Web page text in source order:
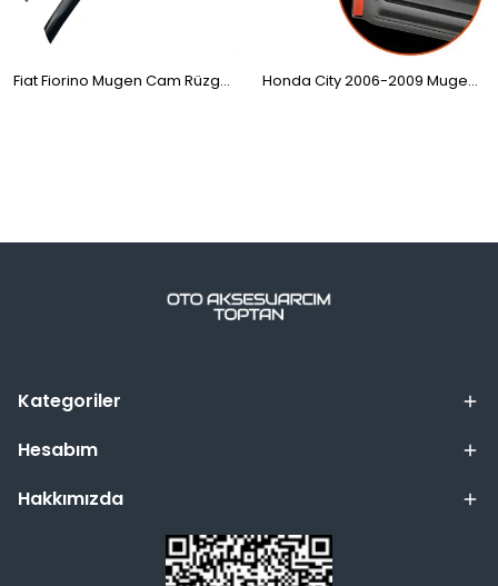
Fiat Fiorino Mugen Cam Rüzgarlığı 2'li Honda City 2006-2009 Mugen Cam Rüzgarlığı 4'lü
Kategoriler
Hesabım
Hakkımızda